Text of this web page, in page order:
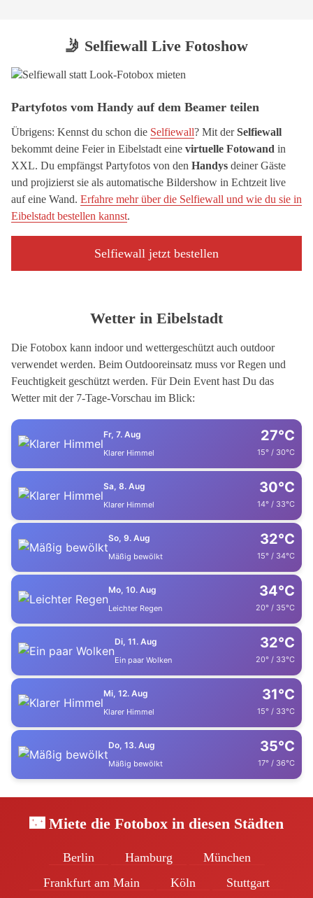
🤳 Selfiewall Live Fotoshow
Partyfotos vom Handy auf dem Beamer teilen
Übrigens: Kennst du schon die Selfiewall? Mit derSelfiewall
bekommt deine Feier in Eibelstadt eine virtuelle Fotowand in
XXL. Du empfängst Partyfotos von den Handys deiner Gäste
und projizierst sie als automatische Bildershow in Echtzeit live
auf eine Wand. Erfahre mehr über die Selfiewall und wie du sie in
Eibelstadt bestellen kannst.
Selfiewall jetzt bestellen
Wetter in Eibelstadt
Die Fotobox kann indoor und wettergeschützt auch outdoor
verwendet werden. Beim Outdooreinsatz muss vor Regen und
Feuchtigkeit geschützt werden. Für Dein Event hast Du das
Wetter mit der 7-Tage-Vorschau im Blick:
Fr, 7. Aug
Klarer Himmel
27°C
15° / 30°C
Sa, 8. Aug
Klarer Himmel
30°C
14° / 33°C
So, 9. Aug
Mäßig bewölkt
32°C
15° / 34°C
Mo, 10. Aug
Leichter Regen
34°C
20° / 35°C
Di, 11. Aug
Ein paar Wolken
32°C
20° / 33°C
Mi, 12. Aug
Klarer Himmel
31°C
15° / 33°C
Do, 13. Aug
Mäßig bewölkt
35°C
17° / 36°C
🌃 Miete die Fotobox in diesen Städten
Berlin Hamburg
München
Frankfurt am Main
Köln Stuttgart